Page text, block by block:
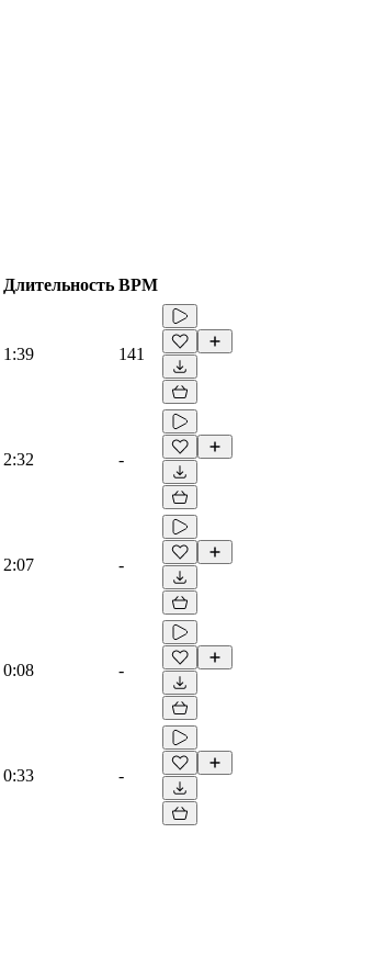
Длительность BPM
1:39 141
2:32 -
2:07 -
0:08 -
0:33 -